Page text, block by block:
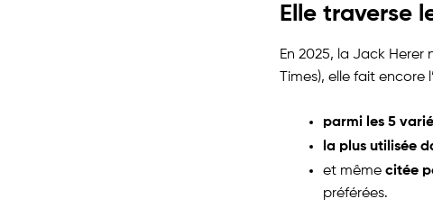
Elle traverse
En 2025, la Jack Herer
Times), elle fait encore
parmi les 5
la plus utilisée
et même citée
préférées.